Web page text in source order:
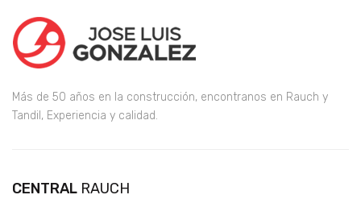
Más de 50 años en la construcción, encontranos en Rauch y
Tandil, Experiencia y calidad.
CENTRAL RAUCH